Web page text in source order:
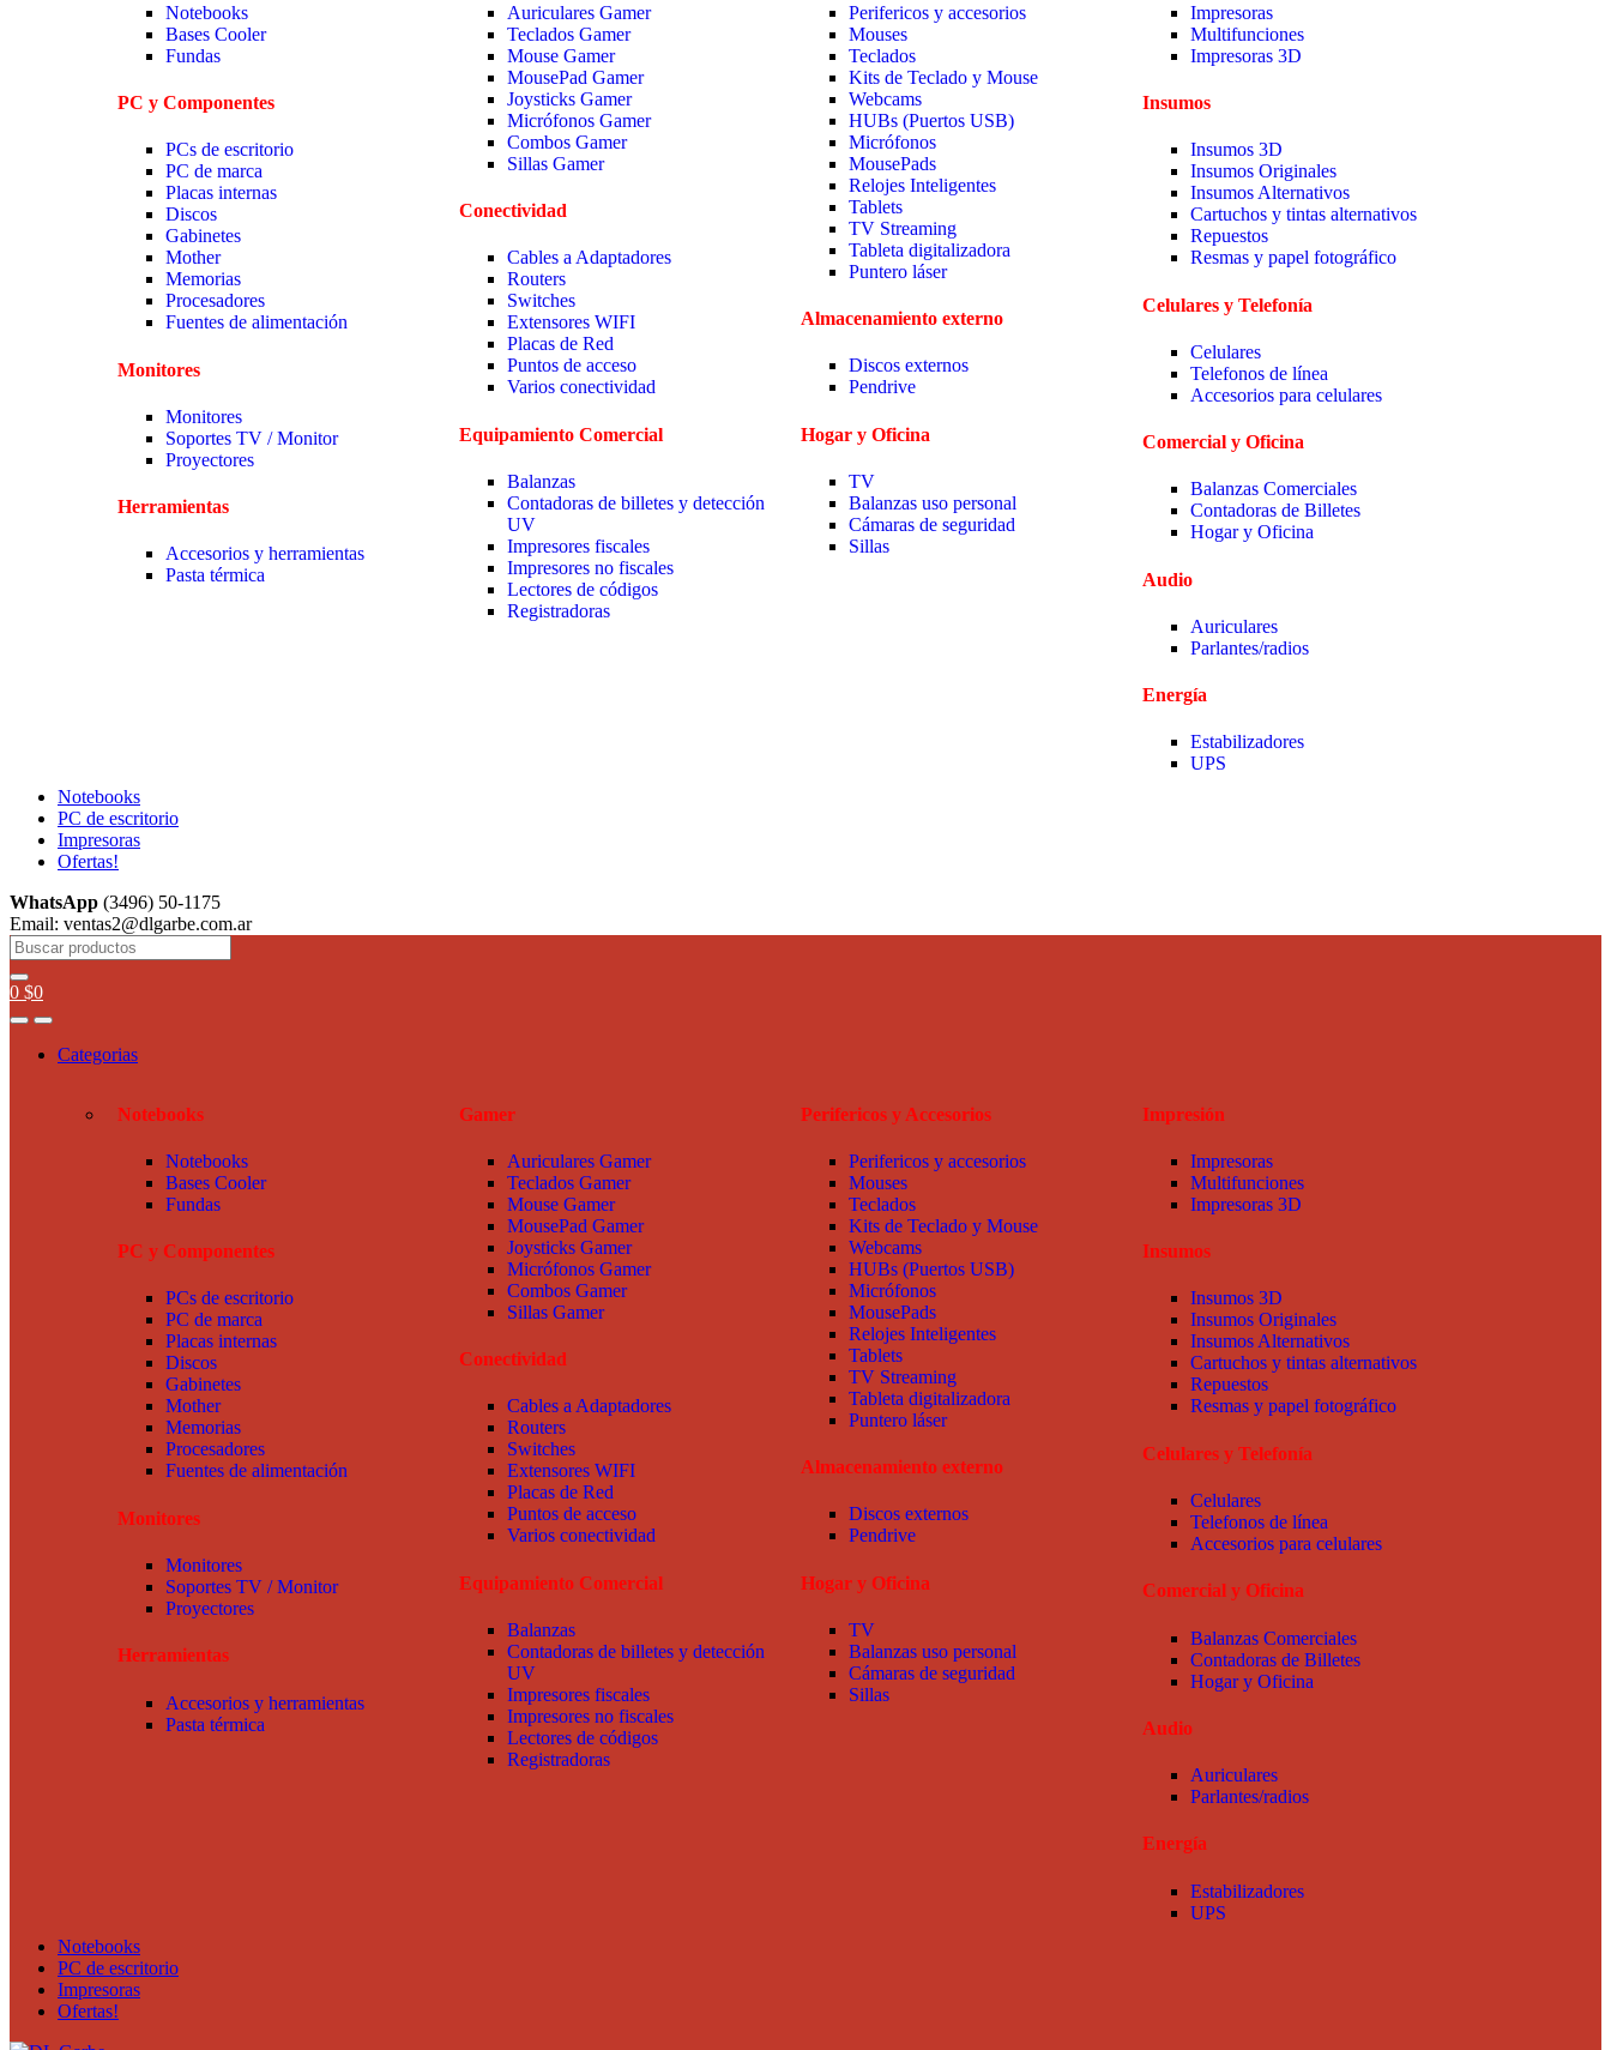
Notebooks
Bases Cooler
Fundas
PC y Componentes
PCs de escritorio
PC de marca
Placas internas
Discos
Gabinetes
Mother
Memorias
Procesadores
Fuentes de alimentación
Monitores
Monitores
Soportes TV / Monitor
Proyectores
Herramientas
Accesorios y herramientas
Pasta térmica
Auriculares Gamer
Teclados Gamer
Mouse Gamer
MousePad Gamer
Joysticks Gamer
Micrófonos Gamer
Combos Gamer
Sillas Gamer
Conectividad
Cables a Adaptadores
Routers
Switches
Extensores WIFI
Placas de Red
Puntos de acceso
Varios conectividad
Equipamiento Comercial
Balanzas
Contadoras de billetes y detección
UV
Impresores fiscales
Impresores no fiscales
Lectores de códigos
Registradoras
Perifericos y accesorios
Mouses
Teclados
Kits de Teclado y Mouse
Webcams
HUBs (Puertos USB)
Micrófonos
MousePads
Relojes Inteligentes
Tablets
TV Streaming
Tableta digitalizadora
Puntero láser
Almacenamiento externo
Discos externos
Pendrive
Hogar y Oficina
TV
Balanzas uso personal
Cámaras de seguridad
Sillas
Impresoras
Multifunciones
Impresoras 3D
Insumos
Insumos 3D
Insumos Originales
Insumos Alternativos
Cartuchos y tintas alternativos
Repuestos
Resmas y papel fotográfico
Celulares y Telefonía
Celulares
Telefonos de línea
Accesorios para celulares
Comercial y Oficina
Balanzas Comerciales
Contadoras de Billetes
Hogar y Oficina
Audio
Auriculares
Parlantes/radios
Energía
Estabilizadores
UPS
Notebooks
PC de escritorio
Impresoras
Ofertas!
WhatsApp (3496) 50-1175
Email: ventas2@dlgarbe.com.ar
0 $0
Categorias
Notebooks
Notebooks
Bases Cooler
Fundas
PC y Componentes
PCs de escritorio
PC de marca
Placas internas
Discos
Gabinetes
Mother
Memorias
Procesadores
Fuentes de alimentación
Monitores
Monitores
Soportes TV / Monitor
Proyectores
Herramientas
Accesorios y herramientas
Pasta térmica
Gamer
Auriculares Gamer
Teclados Gamer
Mouse Gamer
MousePad Gamer
Joysticks Gamer
Micrófonos Gamer
Combos Gamer
Sillas Gamer
Conectividad
Cables a Adaptadores
Routers
Switches
Extensores WIFI
Placas de Red
Puntos de acceso
Varios conectividad
Equipamiento Comercial
Balanzas
Contadoras de billetes y detección
UV
Impresores fiscales
Impresores no fiscales
Lectores de códigos
Registradoras
Perifericos y Accesorios
Perifericos y accesorios
Mouses
Teclados
Kits de Teclado y Mouse
Webcams
HUBs (Puertos USB)
Micrófonos
MousePads
Relojes Inteligentes
Tablets
TV Streaming
Tableta digitalizadora
Puntero láser
Almacenamiento externo
Discos externos
Pendrive
Hogar y Oficina
TV
Balanzas uso personal
Cámaras de seguridad
Sillas
Impresión
Impresoras
Multifunciones
Impresoras 3D
Insumos
Insumos 3D
Insumos Originales
Insumos Alternativos
Cartuchos y tintas alternativos
Repuestos
Resmas y papel fotográfico
Celulares y Telefonía
Celulares
Telefonos de línea
Accesorios para celulares
Comercial y Oficina
Balanzas Comerciales
Contadoras de Billetes
Hogar y Oficina
Audio
Auriculares
Parlantes/radios
Energía
Estabilizadores
UPS
Notebooks
PC de escritorio
Impresoras
Ofertas!